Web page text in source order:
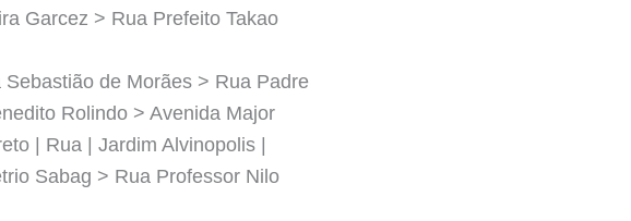
Garcez > Rua Prefeito Takao
de Morães > Rua Padre
Rolindo > Avenida Major
| Rua | Jardim Alvinopolis |
Sabag > Rua Professor Nilo